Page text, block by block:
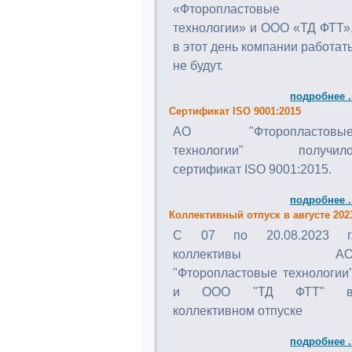
«Фторопластовые
технологии» и ООО «ТД ФТТ»,
в этот день компании
не будут.
подробнее
Сертификат ISO 9001:2015
АО "Фторопластовые
технологии"
сертификат ISO 9001:2015.
подробнее
Коллективный отпуск в августе
C 07 по 20.08.2023 г.
коллективы
"Фторопластовые технологии"
и ООО "ТД ФТТ" в
коллективном отпуске
подробнее